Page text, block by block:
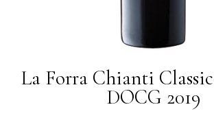
La Forra Chianti
DOCG 2019